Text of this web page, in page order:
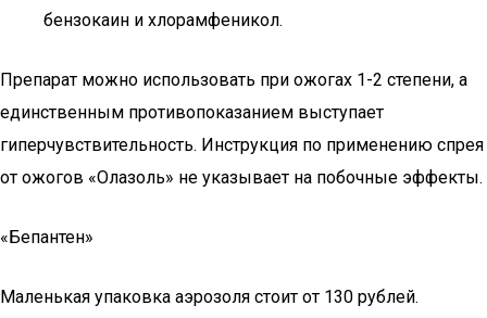
бензокаин и хлорамфеникол.
Препарат можно использовать при ожогах 1-2 степени, а
единственным противопоказанием выступает
гиперчувствительность. Инструкция по применению спрея
от ожогов «Олазоль» не указывает на побочные эффекты.
«Бепантен»
Маленькая упаковка аэрозоля стоит от 130 рублей.